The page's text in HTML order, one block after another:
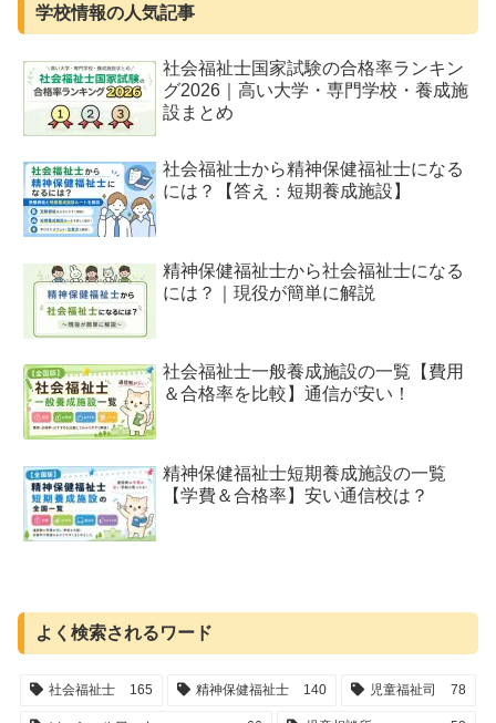
学校情報の人気記事
社会福祉士国家試験の合格率ランキン
グ2026｜高い大学・専門学校・養成施
設まとめ
社会福祉士から精神保健福祉士になる
には？【答え：短期養成施設】
精神保健福祉士から社会福祉士になる
には？｜現役が簡単に解説
社会福祉士一般養成施設の一覧【費用
＆合格率を比較】通信が安い！
精神保健福祉士短期養成施設の一覧
【学費＆合格率】安い通信校は？
よく検索されるワード
社会福祉士 165 精神保健福祉士 140 児童福祉司 78